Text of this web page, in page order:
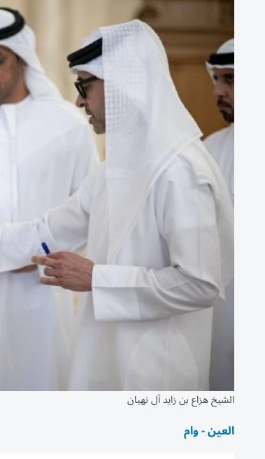
الشيخ هزاع بن زايد آل نهيان
العين - وام